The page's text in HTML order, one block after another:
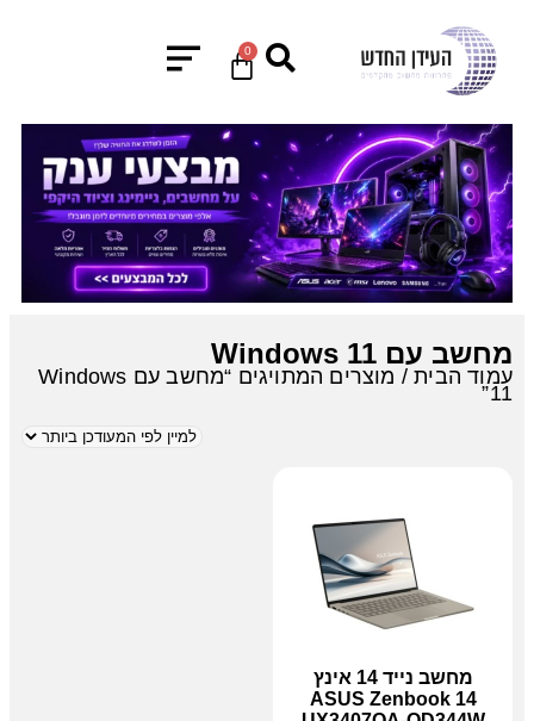
0
מחשב עם Windows 11
עמוד הבית / מוצרים המתויגים “מחשב עם Windows
11”
מחשב נייד 14 אינץ
ASUS Zenbook 14